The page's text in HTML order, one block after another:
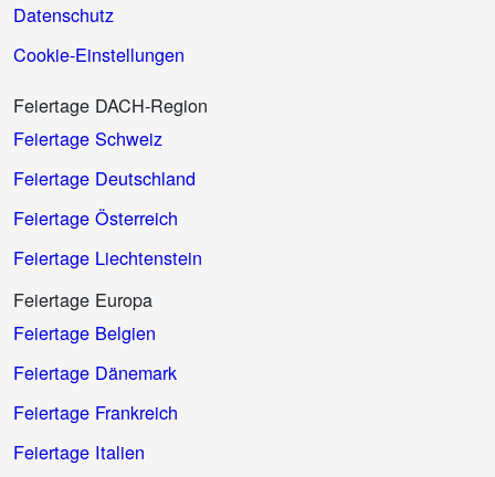
Datenschutz
Cookie-Einstellungen
Feiertage DACH-Region
Feiertage Schweiz
Feiertage Deutschland
Feiertage Österreich
Feiertage Liechtenstein
Feiertage Europa
Feiertage Belgien
Feiertage Dänemark
Feiertage Frankreich
Feiertage Italien